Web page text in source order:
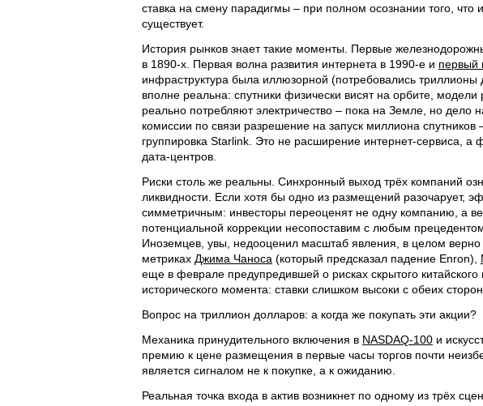
ставка на смену парадигмы – при полном осознании того, что
существует.
История рынков знает такие моменты. Первые
в 1890-х. Первая волна развития интернета в 1990-е и первый
инфраструктура была иллюзорной (потребовались триллионы
вполне реальна: спутники физически висят на орбите,
реально потребляют электричество – пока на Земле, но дело
комиссии по связи разрешение на запуск миллиона
группировка Starlink. Это не расширение интернет-сервиса, а
дата-центров.
Риски столь же реальны. Синхронный выход трёх компаний
ликвидности. Если хотя бы одно из размещений разочарует,
симметричным: инвесторы переоценят не одну компанию, а
потенциальной коррекции несопоставим с любым
Иноземцев, увы, недооценил масштаб явления, в целом
метриках Джима Чаноса (который предсказал падение Enron),
еще в феврале предупредившей о рисках скрытого
исторического момента: ставки слишком высоки с обеих
Вопрос на триллион долларов: а когда же покупать эти акции?
Механика принудительного включения в NASDAQ-100 и
премию к цене размещения в первые часы торгов почти
является сигналом не к покупке, а к ожиданию.
Реальная точка входа в актив возникнет по одному из трёх